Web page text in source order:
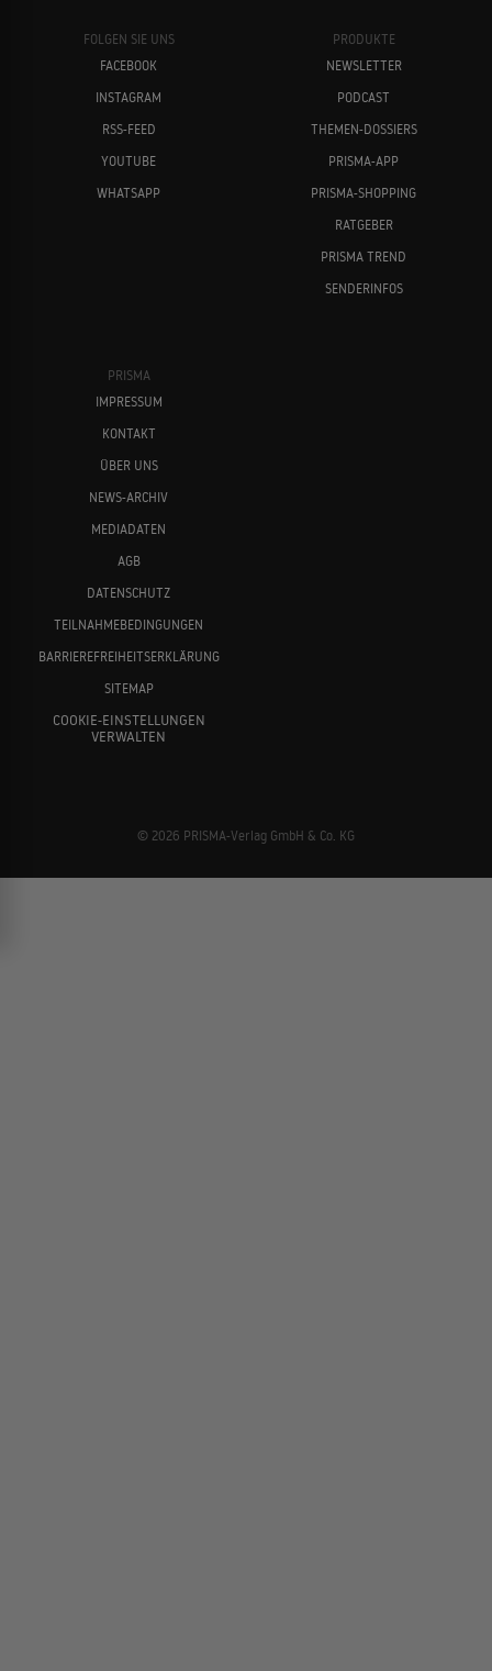
FOLGEN SIE UNS
FACEBOOK
INSTAGRAM
RSS-FEED
YOUTUBE
WHATSAPP
PRODUKTE
NEWSLETTER
PODCAST
THEMEN-DOSSIERS
PRISMA-APP
PRISMA-SHOPPING
RATGEBER
PRISMA TREND
SENDERINFOS
PRISMA
IMPRESSUM
KONTAKT
ÜBER UNS
NEWS-ARCHIV
MEDIADATEN
AGB
DATENSCHUTZ
TEILNAHMEBEDINGUNGEN
BARRIEREFREIHEITSERKLÄRUNG
SITEMAP
COOKIE-EINSTELLUNGEN
VERWALTEN
© 2026 PRISMA-Verlag GmbH & Co. KG